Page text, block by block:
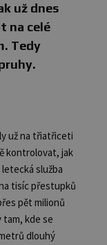
už dnes
na celé
Tedy
už na třiatřiceti
kontrolovat, jak
služba
tisíc přestupků
pět milionů
tam, kde se
dlouhý